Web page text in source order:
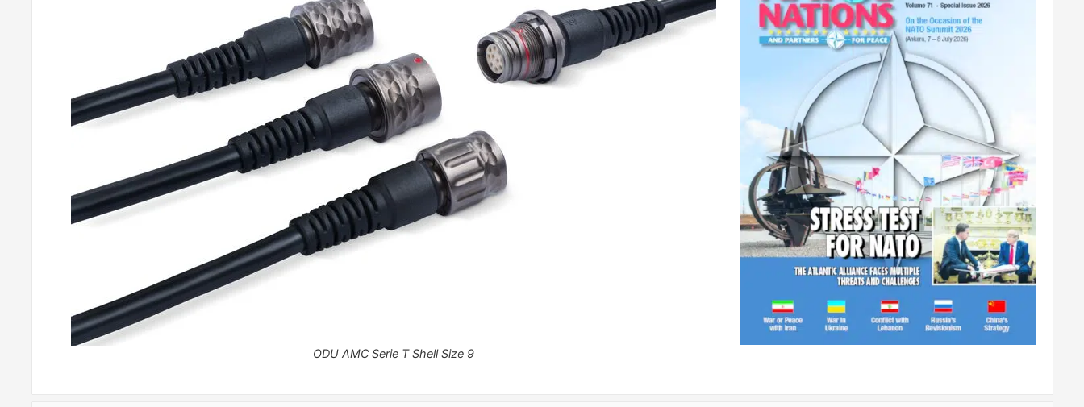
ODU AMC Serie T Shell Size 9